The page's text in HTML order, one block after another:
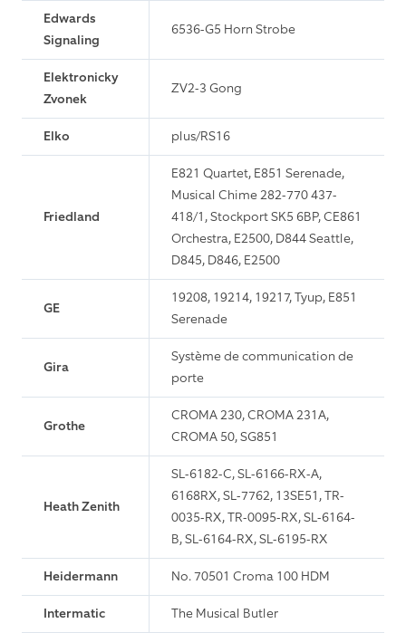
Edwards
Signaling
6536-G5 Horn Strobe
Elektronicky
Zvonek
ZV2-3 Gong
Elko plus/RS16
Friedland
E821 Quartet, E851 Serenade,
Musical Chime 282-770 437-
418/1, Stockport SK5 6BP, CE861
Orchestra, E2500, D844 Seattle,
D845, D846, E2500
GE
19208, 19214, 19217, Tyup, E851
Serenade
Gira
Système de communication de
porte
Grothe
CROMA 230, CROMA 231A,
CROMA 50, SG851
Heath Zenith
SL-6182-C, SL-6166-RX-A,
6168RX, SL-7762, 13SE51, TR-
0035-RX, TR-0095-RX, SL-6164-
B, SL-6164-RX, SL-6195-RX
Heidermann No. 70501 Croma 100 HDM
Intermatic The Musical Butler